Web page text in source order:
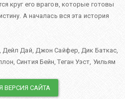
круг его врагов, которые готовы
А началась вся эта история
Дейл Дай, Джон Сайфер,Дик Баткас,
,Синтия Бейн,Теган Уэст, Уильям
ВЕРСИЯ САЙТА